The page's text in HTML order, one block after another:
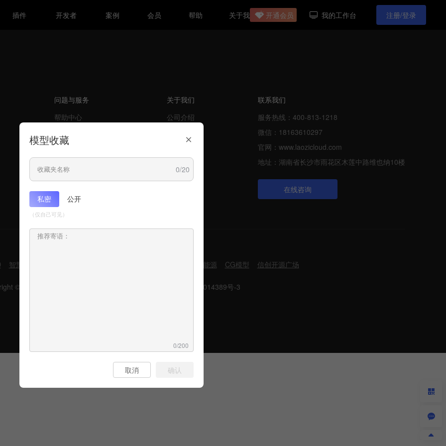
插件 开发者 案例 会员 帮助 关于我 开通会员 我的工作台 注册/登录
模型收藏
0/20
私密 公开
（仅自己可见）
0/200
取消 确认
问题与服务
帮助中心
定价
关于我们
公司介绍
网站地图
联系我们
服务热线：400-813-1218
微信：18163610297
官网：www.laozicloud.com
地址：湖南省长沙市雨花区木莲中路维也纳10楼
在线咨询
智慧园区 智慧能源 CG模型 信创开源广场
© 2021 长沙眸瑞空间智能科技有限公司版权所有 湘ICP备16014389号-3